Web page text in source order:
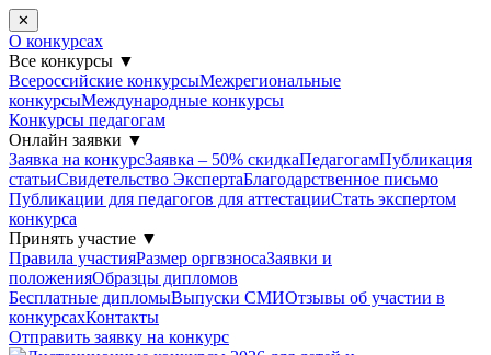
✕
О конкурсах
Все конкурсы ▼
Всероссийские конкурсыМежрегиональные
конкурсыМеждународные конкурсы
Конкурсы педагогам
Онлайн заявки ▼
Заявка на конкурсЗаявка – 50% скидкаПедагогамПубликация
статьиСвидетельство ЭкспертаБлагодарcтвенное письмо
Публикации для педагогов для аттестацииСтать экспертом
конкурса
Принять участие ▼
Правила участияРазмер оргвзносаЗаявки и
положенияОбразцы дипломов
Бесплатные дипломыВыпуски СМИОтзывы об участии в
конкурсахКонтакты
Отправить заявку на конкурс